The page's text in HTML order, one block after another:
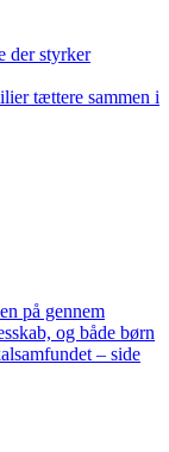
der styrker
tættere sammen i
på gennem
og både børn
– side